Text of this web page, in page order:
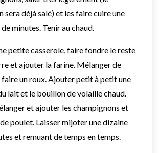
sera déjà salé) et les faire cuire une
minutes. Tenir au chaud.
petite casserole, faire fondre le reste
et ajouter la farine. Mélanger de
faire un roux. Ajouter petit à petit une
lait et le bouillon de volaille chaud.
et ajouter les champignons et
poulet. Laisser mijoter une dizaine
et remuant de temps en temps.